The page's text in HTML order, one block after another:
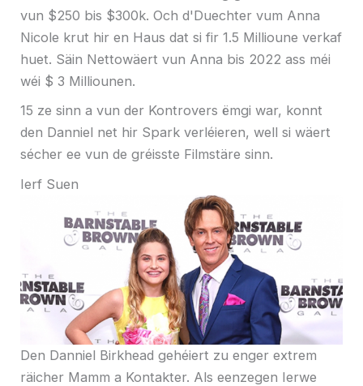
vun $250 bis $300k. Och d'Duechter vum Anna
Nicole krut hir en Haus dat si fir 1.5 Millioune verkaf
huet. Säin Nettowäert vun Anna bis 2022 ass méi
wéi $ 3 Milliounen.
15 ze sinn a vun der Kontrovers ëmgi war, konnt
den Danniel net hir Spark verléieren, well si wäert
sécher ee vun de gréisste Filmstäre sinn.
Ierf Suen
Den Danniel Birkhead gehéiert zu enger extrem
räicher Mamm a Kontakter. Als eenzegen Ierwe